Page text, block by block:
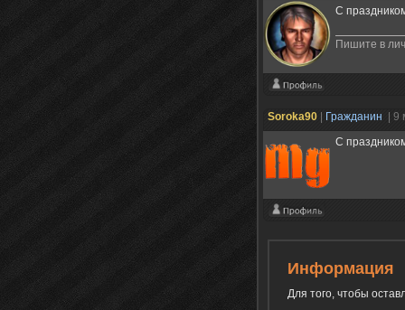
С
Пишите в
Soroka90 Гражданин
|
С
Информация
Для того, чтобы